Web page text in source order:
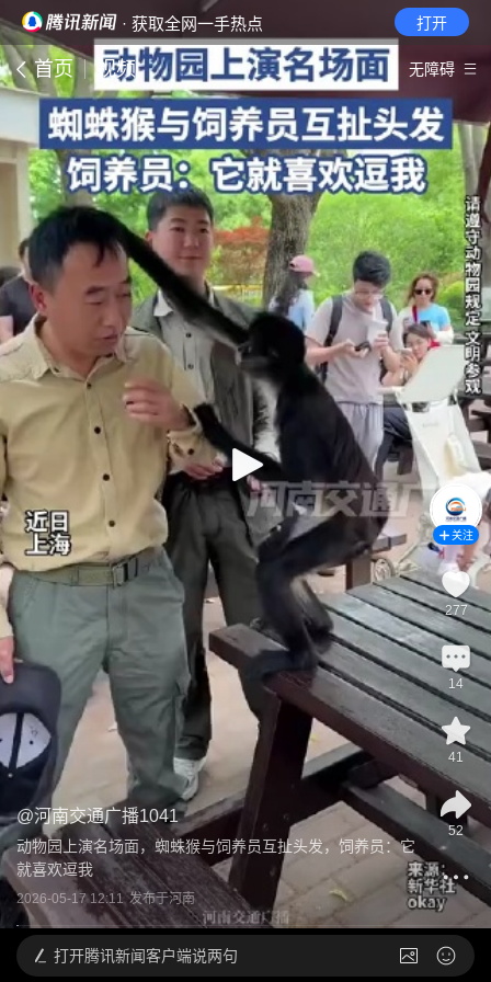
· 获取全网一手热点 打开
首页 视频 无障碍
@河南交通广播1041
动物园上演名场面，蜘蛛猴与饲养员互扯头发，饲养员：它
就喜欢逗我
2026-05-17 12:11 发布于河南
关注
277
14
41
52
打开腾讯新闻客户端说两句